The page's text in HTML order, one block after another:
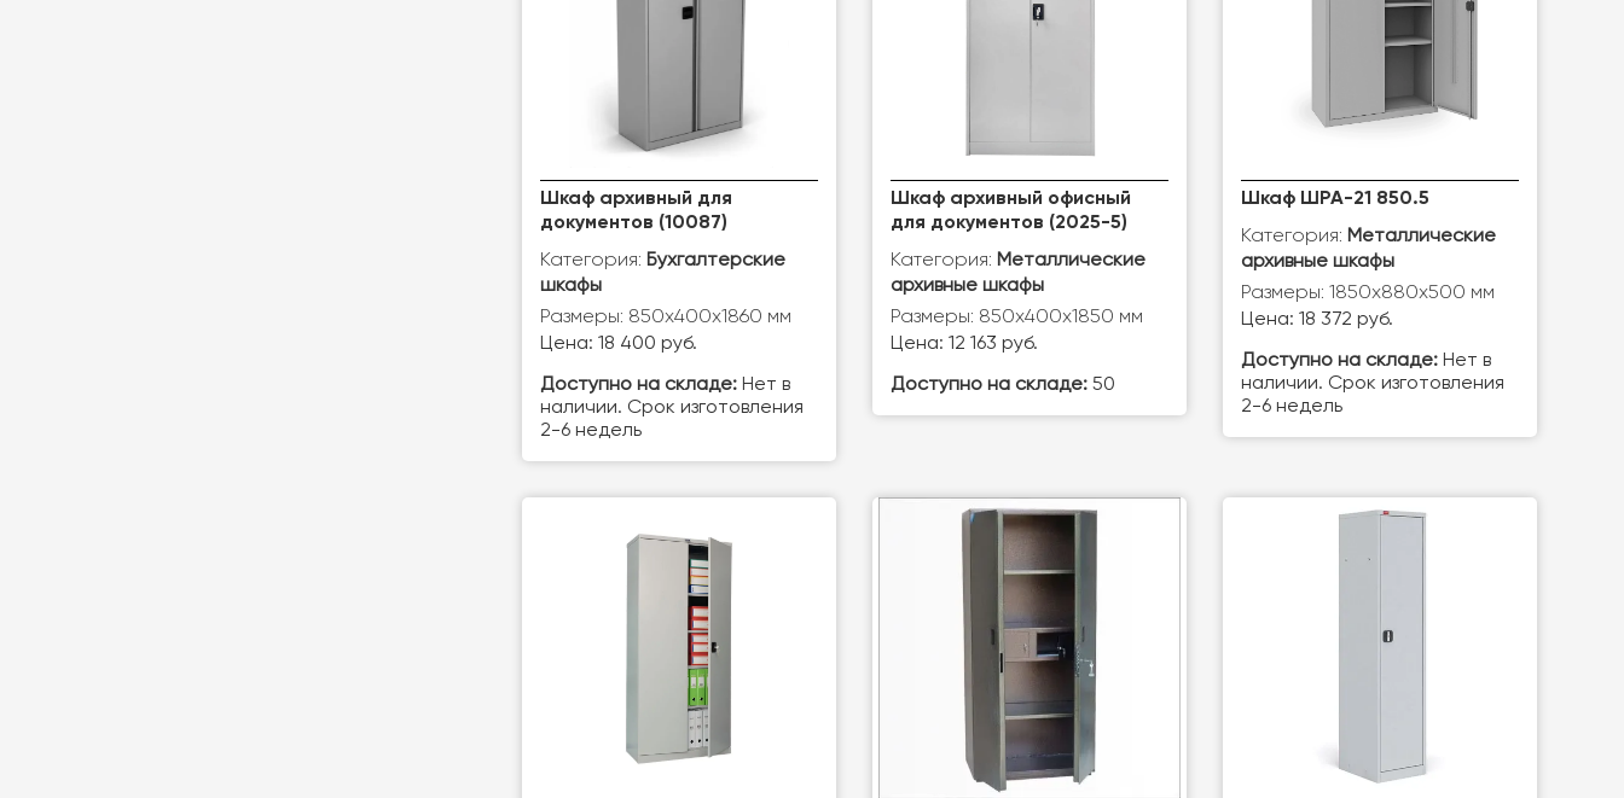
Шкаф архивный для
документов (10087)
Категория: Бухгалтерские
шкафы
Размеры: 850х400х1860 мм
Цена: 18 400 руб.
Доступно на складе: Нет в
наличии. Срок изготовления
2-6 недель
Шкаф архивный офисный
для документов (2025-5)
Категория: Металлические
архивные шкафы
Размеры: 850x400x1850 мм
Цена: 12 163 руб.
Доступно на складе:50
Шкаф ШРА-21 850.5
Категория: Металлические
архивные шкафы
Размеры: 1850х880х500 мм
Цена: 18 372 руб.
Доступно на складе:Нет в
наличии. Срок изготовления
2-6 недель